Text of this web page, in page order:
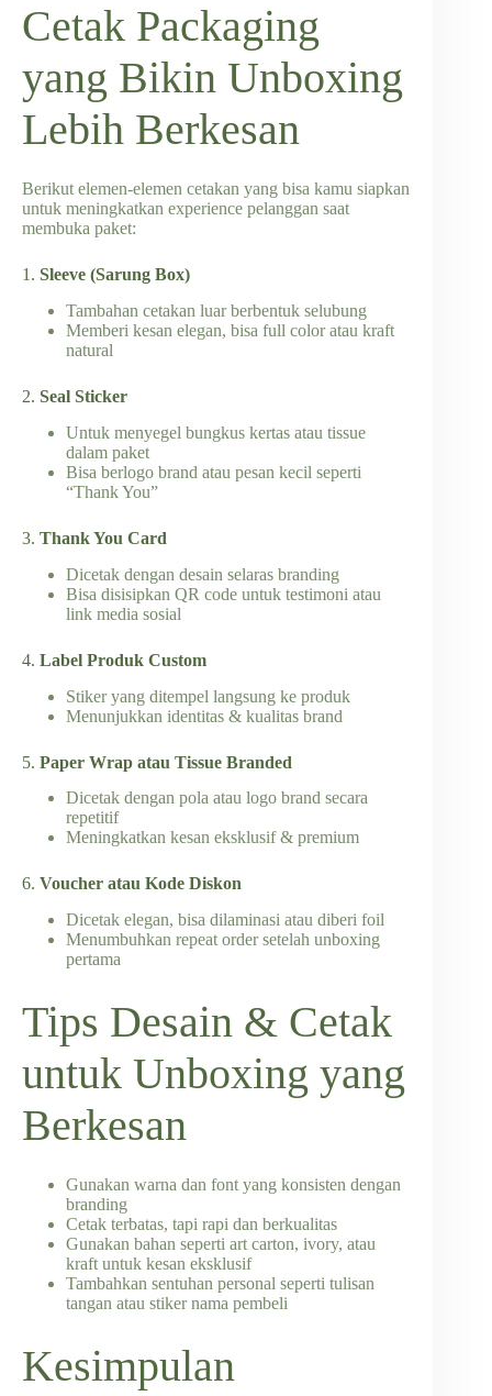
Cetak Packaging
yang Bikin Unboxing
Lebih Berkesan
Berikut elemen-elemen cetakan yang bisa kamu siapkan
untuk meningkatkan experience pelanggan saat
membuka paket:
1. Sleeve (Sarung Box)
Tambahan cetakan luar berbentuk selubung
Memberi kesan elegan, bisa full color atau kraft
natural
2. Seal Sticker
Untuk menyegel bungkus kertas atau tissue
dalam paket
Bisa berlogo brand atau pesan kecil seperti
“Thank You”
3. Thank You Card
Dicetak dengan desain selaras branding
Bisa disisipkan QR code untuk testimoni atau
link media sosial
4. Label Produk Custom
Stiker yang ditempel langsung ke produk
Menunjukkan identitas & kualitas brand
5. Paper Wrap atau Tissue Branded
Dicetak dengan pola atau logo brand secara
repetitif
Meningkatkan kesan eksklusif & premium
6. Voucher atau Kode Diskon
Dicetak elegan, bisa dilaminasi atau diberi foil
Menumbuhkan repeat order setelah unboxing
pertama
Tips Desain & Cetak
untuk Unboxing yang
Berkesan
Gunakan warna dan font yang konsisten dengan
branding
Cetak terbatas, tapi rapi dan berkualitas
Gunakan bahan seperti art carton, ivory, atau
kraft untuk kesan eksklusif
Tambahkan sentuhan personal seperti tulisan
tangan atau stiker nama pembeli
Kesimpulan